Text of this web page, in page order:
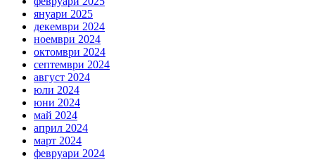
януари 2025
декември 2024
ноември 2024
октомври 2024
септември 2024
август 2024
юли 2024
юни 2024
май 2024
април 2024
март 2024
февруари 2024